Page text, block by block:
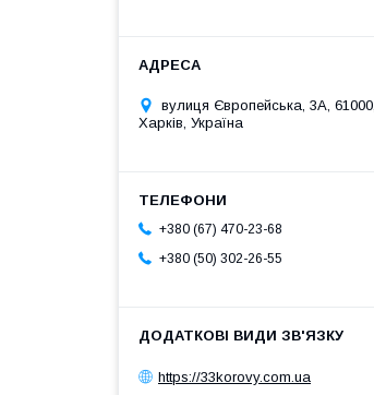
вулиця Європейська, 3А, 61000,
Харків, Україна
+380 (67) 470-23-68
+380 (50) 302-26-55
https://33korovy.com.ua